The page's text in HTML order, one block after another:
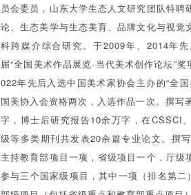
员会委员，山东大学生态人文研究团队特聘
论、生态美学与生态美育、品牌文化与视觉
科跨媒介综合研究。 于2009年、2014年
届“全国美术作品展览·当代美术创作论坛”
022年先后入选中国美术家协会主办的“全
国美协入会资格两次，入选作品一次。撰写
字，博士后研究报告10余万字，在CSSCI
级等多类期刊共发表20余篇专业论文。撰
主持教育部项目一项，省级项目一个， 厅级
参与三个国家级项目，其中一项（排名第二